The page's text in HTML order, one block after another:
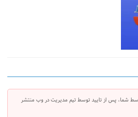
شما، پس از تایید توسط تیم مدیریت در وب منتشر